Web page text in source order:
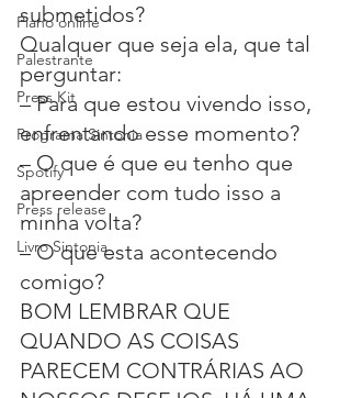
Piano online
Palestrante
Press Kit
Programa Sintonia
Spotify
Press release
Livro Sintonia
submetidos?
Qualquer que seja ela, que tal
perguntar:
– Para que estou vivendo isso,
enfrentando esse momento?
– O que é que eu tenho que
apreender com tudo isso a
minha volta?
– O que esta acontecendo
comigo?
BOM LEMBRAR QUE
QUANDO AS COISAS
PARECEM CONTRÁRIAS AO